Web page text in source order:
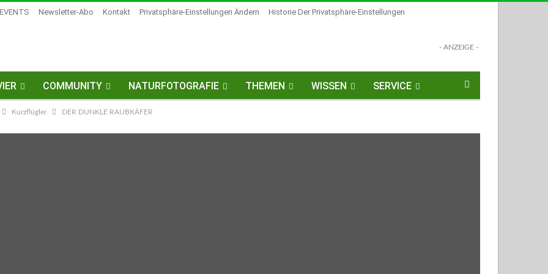
EVENTS Newsletter-Abo Kontakt Privatsphäre-Einstellungen Ändern
Historie Der Privatsphäre-Einstellungen
- ANZEIGE -
COMMUNITY NATURFOTOGRAFIE THEMEN WISSEN SERVICE
Kurzflügler DER DUNKLE RAUBKÄFER